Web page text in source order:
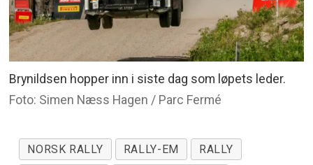
Brynildsen hopper inn i siste dag som løpets leder.
Foto: Simen Næss Hagen / Parc Fermé
NORSK RALLY RALLY-EM RALLY